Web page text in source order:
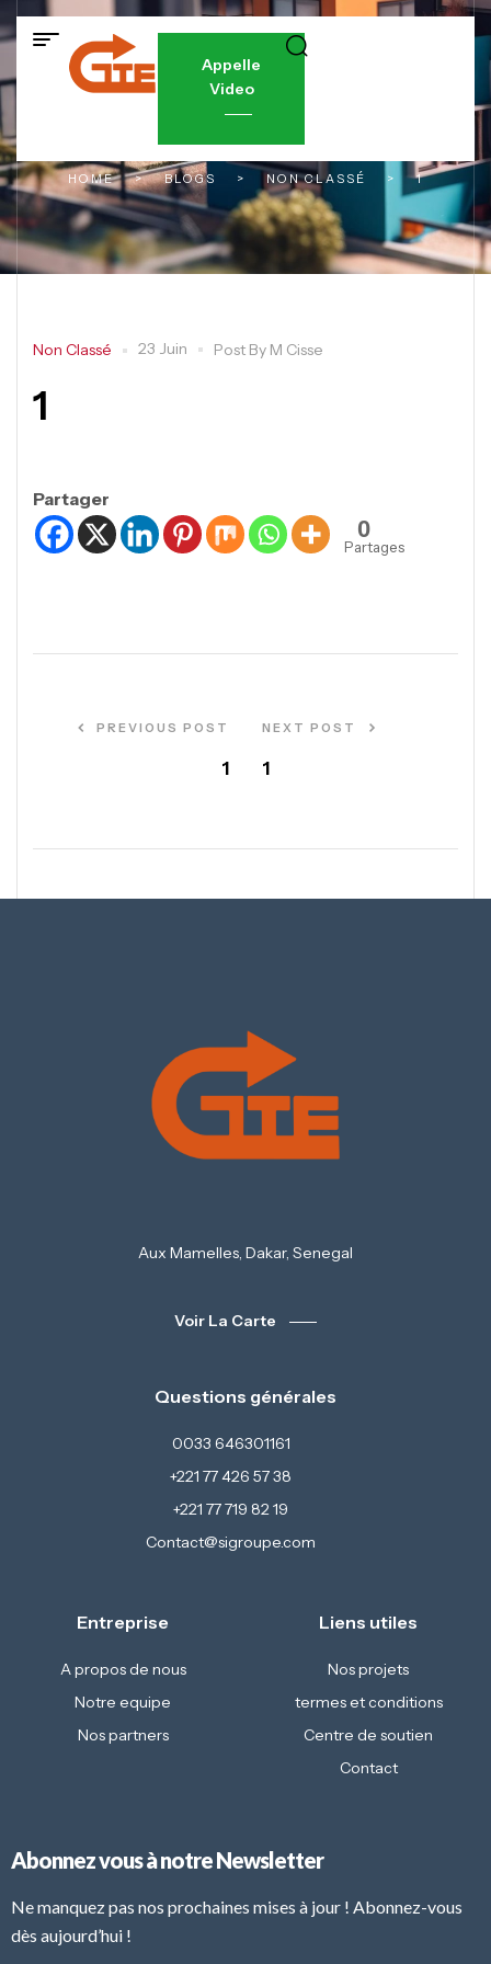
Appelle
Video
HOME > BLOGS > NON CLASSÉ > 1
Non Classé 23 Juin Post By M Cisse
1
Partager
0
Partages
PREVIOUS POST
1
NEXT POST
1
Aux Mamelles, Dakar, Senegal
Voir La Carte
Questions générales
0033 646301161
+221 77 426 57 38
+221 77 719 82 19
Contact@sigroupe.com
Entreprise
A propos de nous
Notre equipe
Nos partners
Liens utiles
Nos projets
termes et conditions
Centre de soutien
Contact
Abonnez vous à notre Newsletter
Ne manquez pas nos prochaines mises à jour ! Abonnez-vous
dès aujourd’hui !